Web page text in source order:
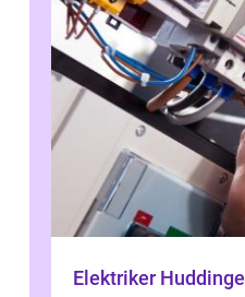
Elektriker Huddinge